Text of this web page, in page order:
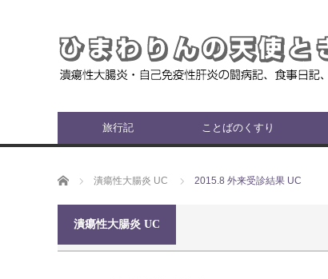
旅行記 ことばのくすり
ホーム 潰瘍性大腸炎 UC 2015.8 外来受診結果 UC
潰瘍性大腸炎 UC